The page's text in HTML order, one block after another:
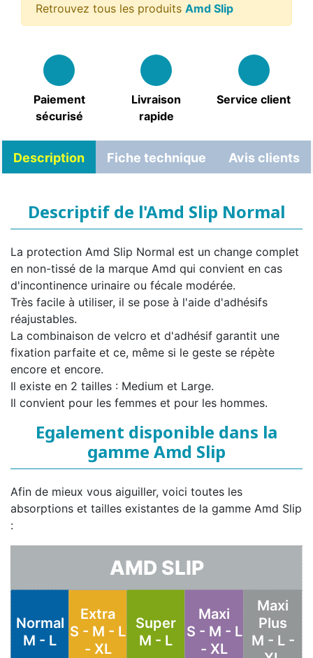
Retrouvez tous les produits Amd Slip
Paiement
sécurisé
Livraison
rapide
Service client
Description Fiche technique Avis clients
Descriptif de l'Amd Slip Normal
La protection Amd Slip Normal est un change complet
en non-tissé de la marque Amd qui convient en cas
d'incontinence urinaire ou fécale modérée.
Très facile à utiliser, il se pose à l'aide d'adhésifs
réajustables.
La combinaison de velcro et d'adhésif garantit une
fixation parfaite et ce, même si le geste se répète
encore et encore.
Il existe en 2 tailles : Medium et Large.
Il convient pour les femmes et pour les hommes.
Egalement disponible dans la
gamme Amd Slip
Afin de mieux vous aiguiller, voici toutes les
absorptions et tailles existantes de la gamme Amd Slip
:
AMD SLIP
Normal
M - L
Extra
S - M - L
- XL
Super
M - L
Maxi
S - M - L
- XL
Maxi
Plus
M - L -